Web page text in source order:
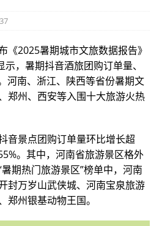
《2025暑期城市文旅数据报告》
示，暑期抖音酒旅团购订单量、
河南、浙江、陕西等省份暑期文
郑州、西安等入围十大旅游火热
音景点团购订单量环比增长超
。其中，河南省旅游景区格外
期热门旅游景区”榜单中，河南
封万岁山武侠城、河南宝泉旅游
郑州银基动物王国。